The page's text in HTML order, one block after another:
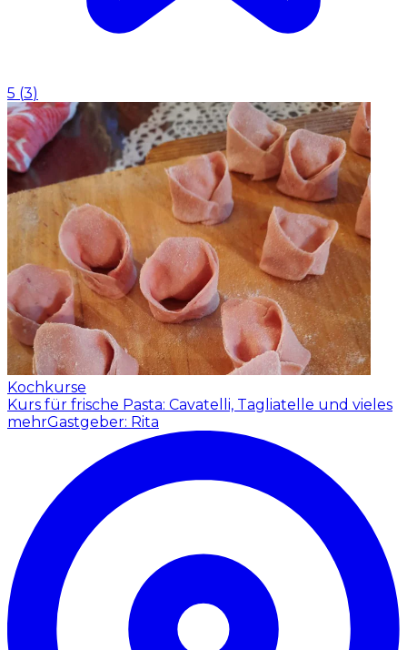
5 (3)
Kochkurse
Kurs für frische Pasta: Cavatelli, Tagliatelle und vieles
mehrGastgeber: Rita